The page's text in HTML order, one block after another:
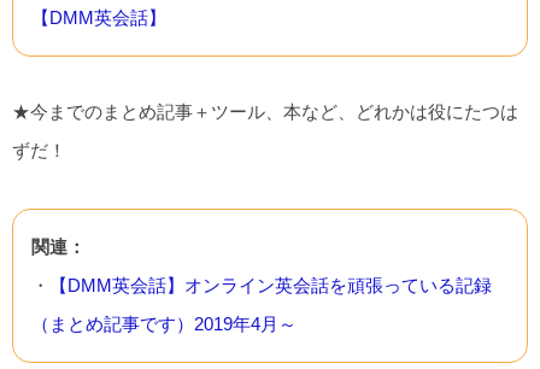
【DMM英会話】
★今までのまとめ記事＋ツール、本など、どれかは役にたつは
ずだ！
関連：
・
【DMM英会話】オンライン英会話を頑張っている記録
（まとめ記事です）2019年4月～